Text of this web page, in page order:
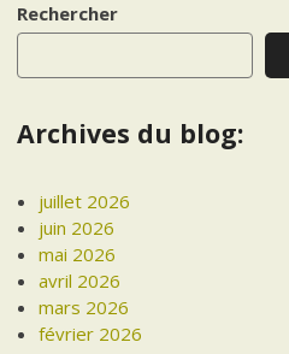
Rechercher
Archives du blog:
juillet 2026
juin 2026
mai 2026
avril 2026
mars 2026
février 2026